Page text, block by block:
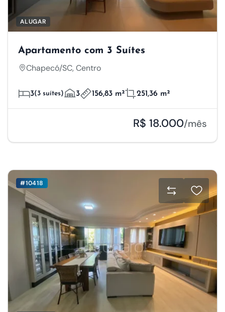
ALUGAR
Apartamento com 3 Suítes
Chapecó/SC, Centro
3(3 suítes) 3 156,83 m² 251,36 m²
R$ 18.000/mês
#10418